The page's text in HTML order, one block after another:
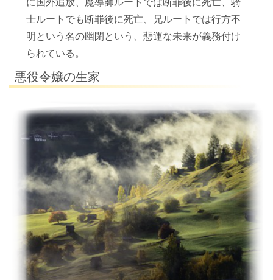
士ルートでも断罪後に死亡、兄ルートでは行方不
明という名の幽閉という、悲運な未来が義務付け
られている。
悪役令嬢の生家